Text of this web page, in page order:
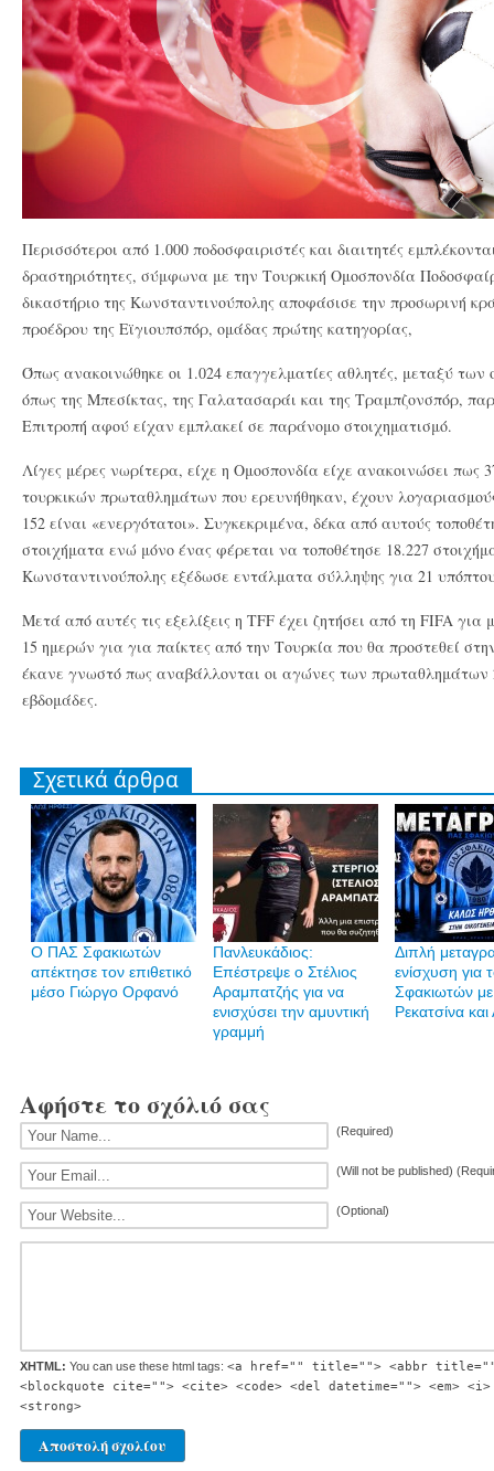
Περισσότεροι από 1.000 ποδοσφαιριστές και διαιτητές
δραστηριότητες, σύμφωνα με την Τουρκική Ομοσπονδία
δικαστήριο της Κωνσταντινούπολης αποφάσισε την προσωρινή
προέδρου της Εϊγιουπσπόρ, ομάδας πρώτης κατηγορίας,
Όπως ανακοινώθηκε οι 1.024 επαγγελματίες αθλητές, μεταξύ
όπως της Μπεσίκτας, της Γαλατασαράι και της Τραμπζονσπόρ,
Επιτροπή αφού είχαν εμπλακεί σε παράνομο στοιχηματισμό.
Λίγες μέρες νωρίτερα, είχε η Ομοσπονδία είχε ανακοινώσει πως
τουρκικών πρωταθλημάτων που ερευνήθηκαν, έχουν λογαριασμούς
152 είναι «ενεργότατοι». Συγκεκριμένα, δέκα από αυτούς
στοιχήματα ενώ μόνο ένας φέρεται να τοποθέτησε 18.227
Κωνσταντινούπολης εξέδωσε εντάλματα σύλληψης για 21
Μετά από αυτές τις εξελίξεις η TFF έχει ζητήσει από τη FIFA
15 ημερών για για παίκτες από την Τουρκία που θα προστεθεί
έκανε γνωστό πως αναβάλλονται οι αγώνες των πρωταθλημάτων
εβδομάδες.
Σχετικά άρθρα
Ο ΠΑΣ Σφακιωτών
απέκτησε τον επιθετικό
μέσο Γιώργο Ορφανό
Πανλευκάδιος:
Επέστρεψε ο Στέλιος
Αραμπατζής για να
ενισχύσει την αμυντική
γραμμή
Διπλή
ενίσχυση για
Σφακιωτών με
Ρεκατσίνα
Αφήστε το σχόλιό σας
(Required)
(Will not be published)
(Optional)
XHTML: You can use these html tags: <a href="" title=""> <abbr
<blockquote cite=""> <cite> <code> <del datetime=""> <em>
<strong>